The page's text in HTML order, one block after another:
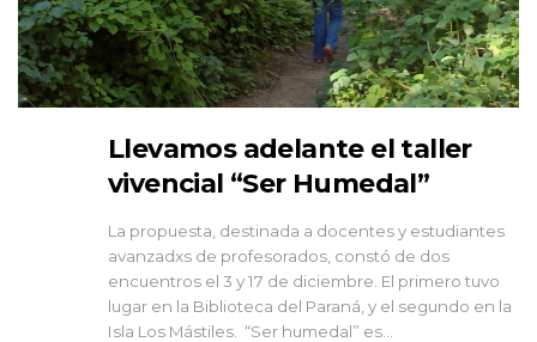
Llevamos adelante el taller
vivencial “Ser Humedal”
La propuesta, destinada a docentes y estudiantes
avanzadxs de profesorados, constó de dos
encuentros el 3 y 17 de diciembre. El primero tuvo
lugar en la Biblioteca del Paraná, y el segundo en la
Isla Los Mástiles. “Ser humedal” es...